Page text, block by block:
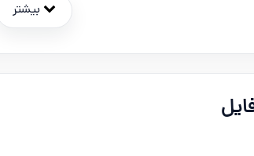
بیشتر